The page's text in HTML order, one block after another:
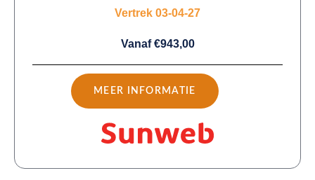
Vertrek 03-04-27
Vanaf €943,00
MEER INFORMATIE